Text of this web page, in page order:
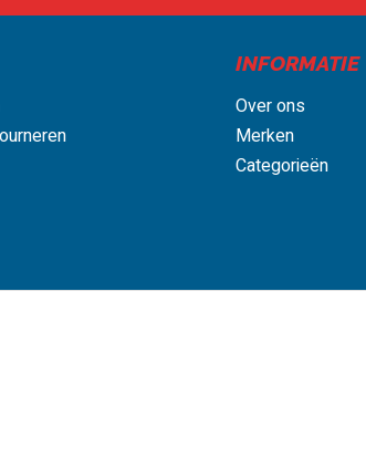
INFORMATIE
Over ons
Merken
Categorieën